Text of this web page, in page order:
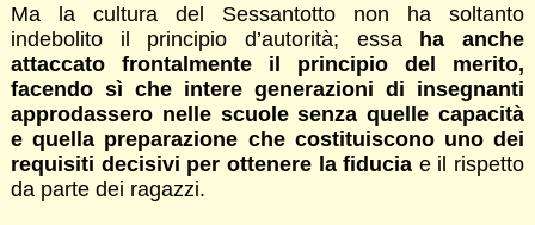
Ma la cultura del Sessantotto non ha soltanto
indebolito il principio d’autorità; essa ha anche
attaccato frontalmente il principio del merito,
facendo sì che intere generazioni di insegnanti
approdassero nelle scuole senza quelle capacità
e quella preparazione che costituiscono uno dei
requisiti decisivi per ottenere la fiducia e il rispetto
da parte dei ragazzi.